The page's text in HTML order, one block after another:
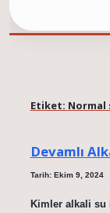
Etiket: Normal
Devamlı
Tarih: Ekim 9, 2024
Kimler alkali su